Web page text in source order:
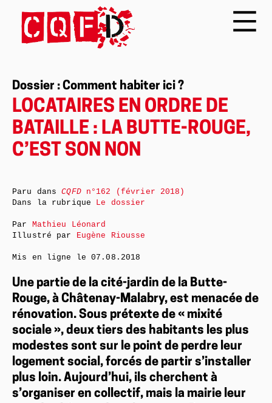
Dossier : Comment habiter ici ?
LOCATAIRES EN ORDRE DE
BATAILLE : LA BUTTE-ROUGE,
C’EST SON NON
Une partie de la cité-jardin de la Butte-
Rouge, à Châtenay-Malabry, est menacée de
rénovation. Sous prétexte de « mixité
sociale », deux tiers des habitants les plus
modestes sont sur le point de perdre leur
logement social, forcés de partir s’installer
plus loin. Aujourd’hui, ils cherchent à
s’organiser en collectif, mais la mairie leur
Paru dansCQFDn°162 (février 2018)
Dans la rubrique Le dossier
Par Mathieu Léonard
Illustré par Eugène Riousse
Mis en ligne le07.08.2018